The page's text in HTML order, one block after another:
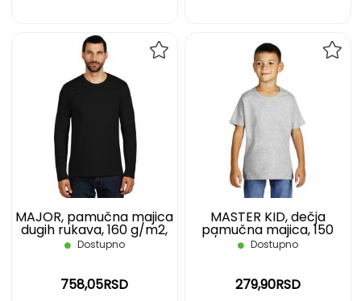
MAJOR, pamučna majica
dugih rukava, 160 g/m2,
crna, L
Dostupno
758,05RSD
MASTER KID, dečja
pamučna majica, 150
g/m2, pepeljasta, 06
Dostupno
279,90RSD